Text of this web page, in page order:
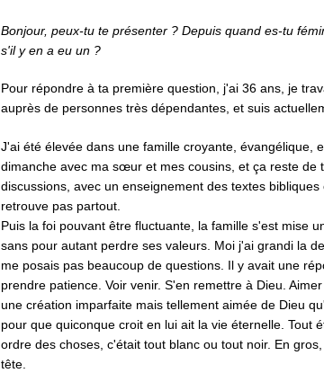
Bonjour, peux-tu te présenter ? Depuis quand es-tu
s'il y en a eu un ?
Pour répondre à ta première question, j'ai 36 ans, je
auprès de personnes très dépendantes, et suis
J'ai été élevée dans une famille croyante, évangélique,
dimanche avec ma sœur et mes cousins, et ça reste de
discussions, avec un enseignement des textes
retrouve pas partout.
Puis la foi pouvant être fluctuante, la famille s'est mise
sans pour autant perdre ses valeurs. Moi j'ai grandi la
me posais pas beaucoup de questions. Il y avait une
prendre patience. Voir venir. S'en remettre à Dieu.
une création imparfaite mais tellement aimée de Dieu
pour que quiconque croit en lui ait la vie éternelle. Tout
ordre des choses, c'était tout blanc ou tout noir. En
tête.